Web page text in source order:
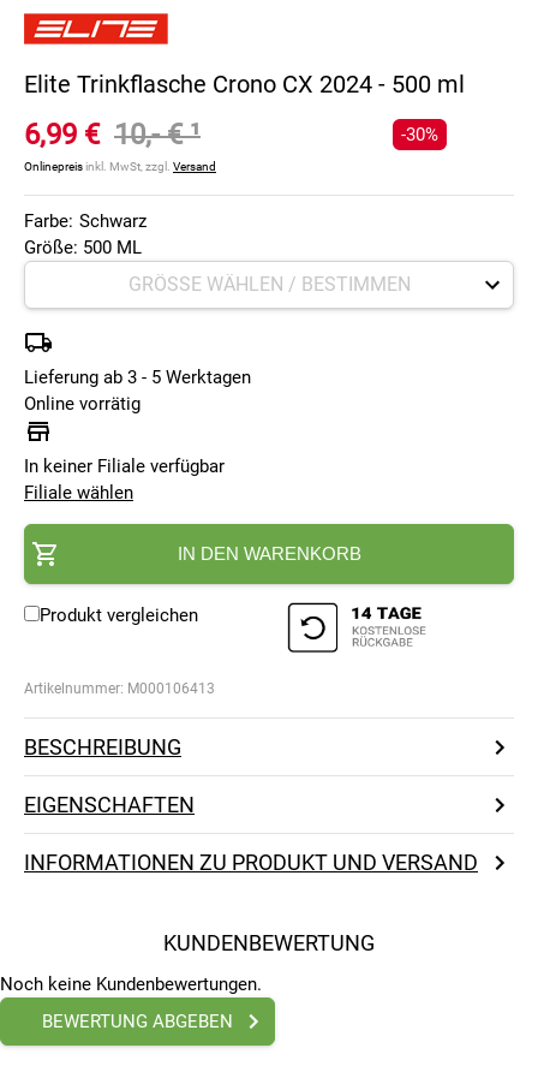
Elite Trinkflasche Crono CX 2024 - 500 ml
6,99 € 10,- €¹
Onlinepreisinkl. MwSt, zzgl. Versand
-30%
Farbe: Schwarz
Größe: 500 ML
Lieferung ab 3 - 5 Werktagen
Online vorrätig
In keiner Filiale verfügbar
Filiale wählen
IN DEN WARENKORB
Produkt vergleichen
Artikelnummer: M000106413
BESCHREIBUNG
EIGENSCHAFTEN
INFORMATIONEN ZU PRODUKT UND VERSAND
KUNDENBEWERTUNG
Noch keine Kundenbewertungen.
BEWERTUNG ABGEBEN